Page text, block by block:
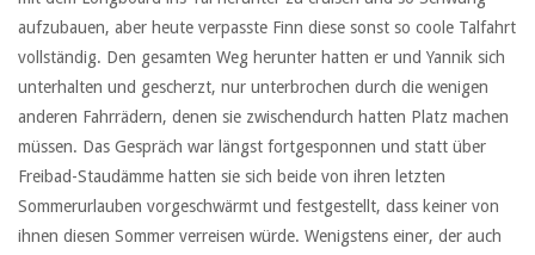
aufzubauen, aber heute verpasste Finn diese sonst so coole Talfahrt
vollständig. Den gesamten Weg herunter hatten er und Yannik sich
unterhalten und gescherzt, nur unterbrochen durch die wenigen
anderen Fahrrädern, denen sie zwischendurch hatten Platz machen
müssen. Das Gespräch war längst fortgesponnen und statt über
Freibad-Staudämme hatten sie sich beide von ihren letzten
Sommerurlauben vorgeschwärmt und festgestellt, dass keiner von
ihnen diesen Sommer verreisen würde. Wenigstens einer, der auch